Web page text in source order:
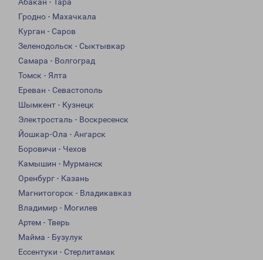
Абакан - Тара
Гродно - Махачкала
Курган - Саров
Зеленодольск - Сыктывкар
Самара - Волгоград
Томск - Ялта
Ереван - Севастополь
Шымкент - Кузнецк
Электросталь - Воскресенск
Йошкар-Ола - Ангарск
Боровичи - Чехов
Камышин - Мурманск
Оренбург - Казань
Магнитогорск - Владикавказ
Владимир - Могилев
Артем - Тверь
Майма - Бузулук
Ессентуки - Стерлитамак